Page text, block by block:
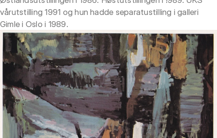
vårutstilling 1991 og hun hadde separatustilling i galleri
Gimle i Oslo i 1989.